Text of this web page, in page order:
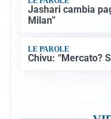
Jashari cambia
Milan”
LE PAROLE
Chivu: “Mercato?